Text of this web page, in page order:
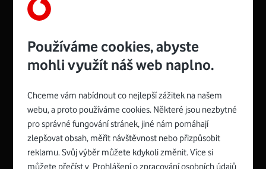
Zyxel VMG8623-T50B:
Rozměry modemu jsou 16 x 22 x 7,5 cm (včetně stojánku)
a nabízí 4 gigabitové LAN porty a bezdrátové připojení Wi-
Spojte se s Vodafonem
Používáme cookies, abyste
mohli využít náš web naplno.
Chceme vám nabídnout co nejlepší zážitek na našem
webu, a proto používáme cookies. Některé jsou nezbytné
pro správné fungování stránek, jiné nám pomáhají
zlepšovat obsah, měřit návštěvnost nebo přizpůsobit
reklamu. Svůj výběr můžete kdykoli změnit. Více si
můžete přečíst v Prohlášení o zpracování osobních údajů